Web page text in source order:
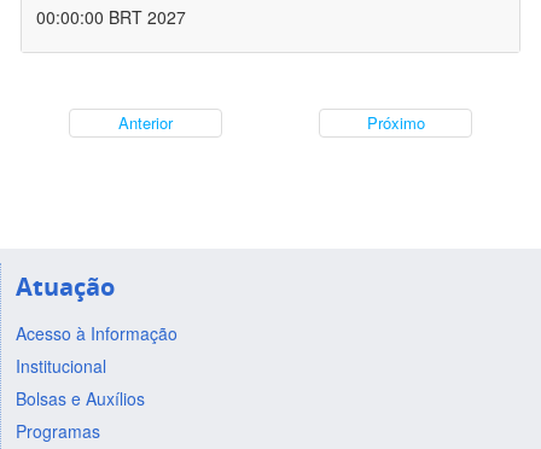
00:00:00 BRT 2027
Anterior Próximo
Atuação
Acesso à Informação
Institucional
Bolsas e Auxílios
Programas